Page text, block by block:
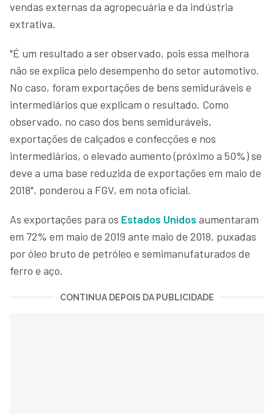
vendas externas da agropecuária e da indústria
extrativa.
"É um resultado a ser observado, pois essa melhora
não se explica pelo desempenho do setor automotivo.
No caso, foram exportações de bens semiduráveis e
intermediários que explicam o resultado. Como
observado, no caso dos bens semiduráveis,
exportações de calçados e confecções e nos
intermediários, o elevado aumento (próximo a 50%) se
deve a uma base reduzida de exportações em maio de
2018", ponderou a FGV, em nota oficial.
As exportações para os Estados Unidos aumentaram
em 72% em maio de 2019 ante maio de 2018, puxadas
por óleo bruto de petróleo e semimanufaturados de
ferro e aço.
CONTINUA DEPOIS DA PUBLICIDADE